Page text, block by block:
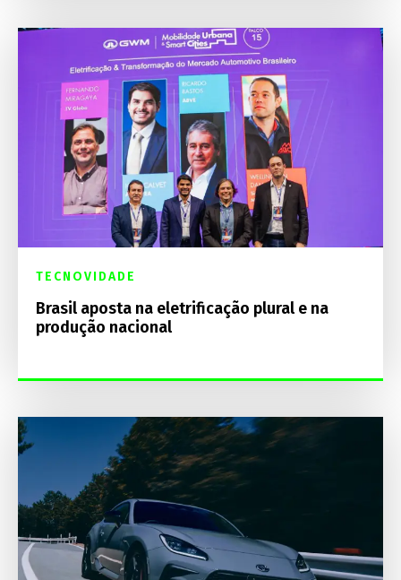
TECNOVIDADE
Brasil aposta na eletrificação plural e na
produção nacional